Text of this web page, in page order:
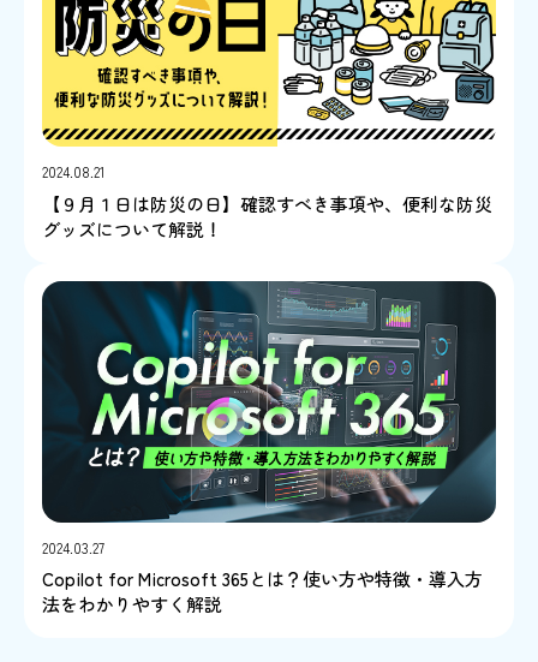
2024.08.21
【９月１日は防災の日】確認すべき事項や、便利な防災
グッズについて解説！
2024.03.27
Copilot for Microsoft 365とは？使い方や特徴・導入方
法をわかりやすく解説